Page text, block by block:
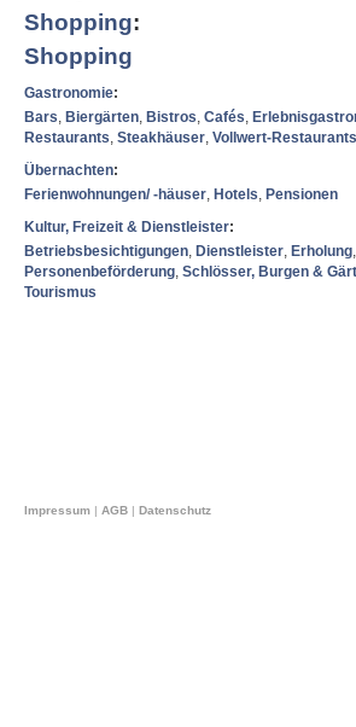
Shopping:
Shopping
Gastronomie:
Bars, Biergärten, Bistros, Cafés,
Restaurants, Steakhäuser, Vollwert-Restaurants
Übernachten:
Ferienwohnungen/ -häuser, Hotels, Pensionen
Kultur, Freizeit & Dienstleister:
Betriebsbesichtigungen, Dienstleister, Erholung,
Personenbeförderung, Schlösser, Burgen &
Tourismus
Impressum AGB Datenschutz